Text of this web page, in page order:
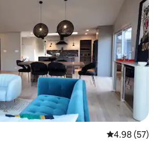
คะแนนเฉลี่ย
4.98 (57)